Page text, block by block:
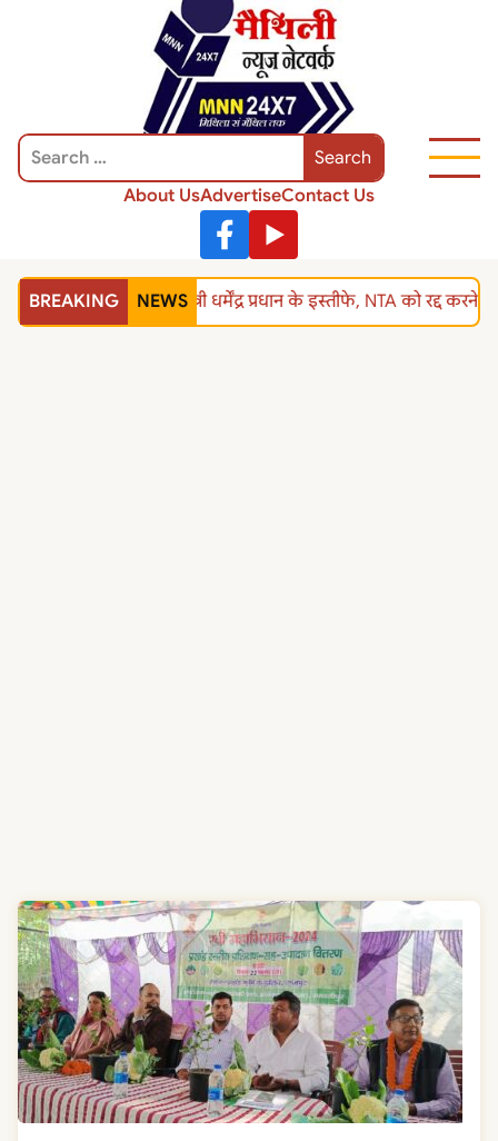
About UsAdvertiseContact Us
BREAKING NEWS
शिक्षा मंत्री धर्मेंद्र प्रधान के इस्तीफे, NTA को रद्द